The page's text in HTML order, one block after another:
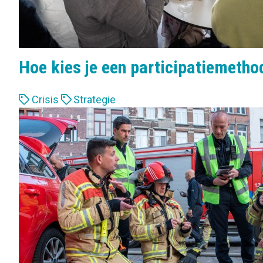
Hoe kies je een
L
a
b
e
l
s
:
Crisis Strategie